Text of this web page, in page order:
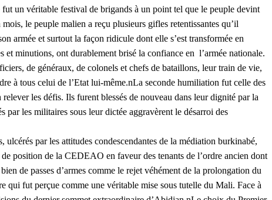
fut un véritable festival de brigands à un point tel que le peuple devint
le peuple malien a reçu plusieurs gifles retentissantes qu’il
armée et surtout la façon ridicule dont elle s’est transformée en
et minutions, ont durablement brisé la confiance en l’armée nationale.
de généraux, de colonels et chefs de bataillons, leur train de vie,
à tous celui de l’Etat lui-même.nLa seconde humiliation fut celle des
les défis. Ils furent blessés de nouveau dans leur dignité par la
les militaires sous leur dictée aggravèrent le désarroi des
par les attitudes condescendantes de la médiation burkinabé,
position de la CEDEAO en faveur des tenants de l’ordre ancien dont
de passes d’armes comme le rejet véhément de la prolongation du
qui fut perçue comme une véritable mise sous tutelle du Mali. Face à